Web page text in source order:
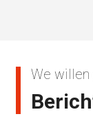
We willen